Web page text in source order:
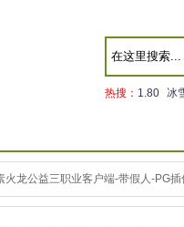
热搜： 1.80 冰
火龙公益三职业客户端-带假人-PG